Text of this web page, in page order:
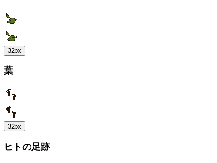
32px
葉
32px
ヒトの足跡